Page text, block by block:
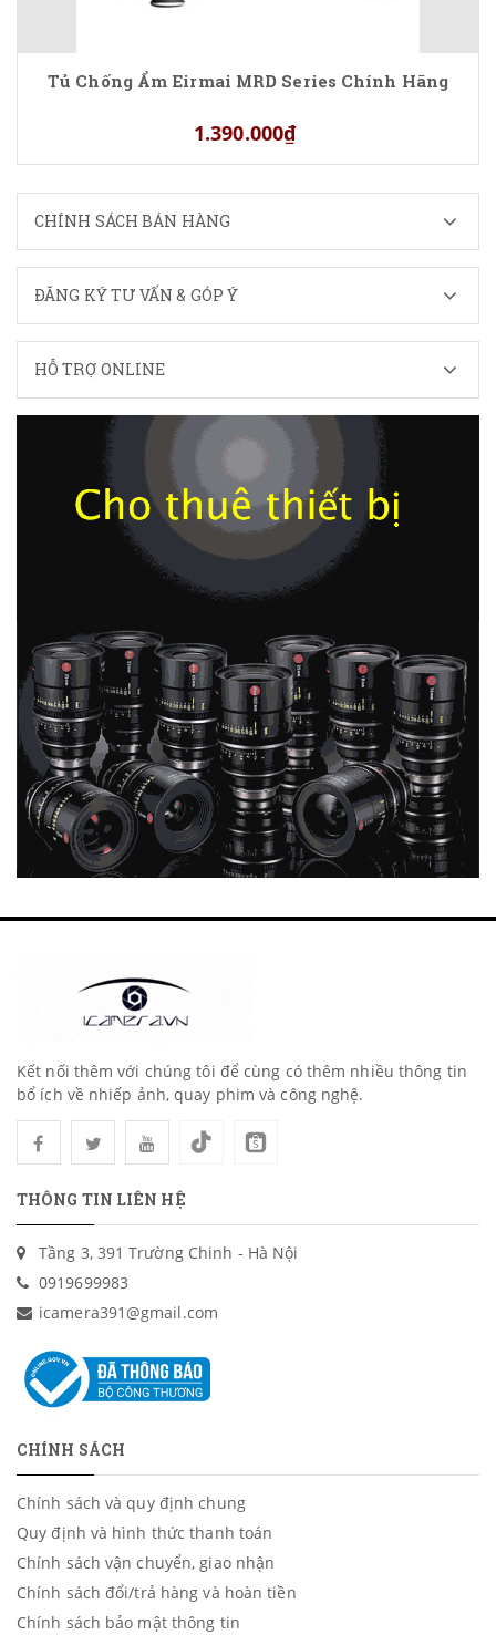
Tủ Chống Ẩm Eirmai MRD Series Chính Hãng
1.390.000₫
CHÍNH SÁCH BÁN HÀNG
ĐĂNG KÝ TƯ VẤN & GÓP Ý
HỖ TRỢ ONLINE
Kết nối thêm với chúng tôi để cùng có thêm nhiều thông tin
bổ ích về nhiếp ảnh, quay phim và công nghệ.
THÔNG TIN LIÊN HỆ
Tầng 3, 391 Trường Chinh - Hà Nội
0919699983
icamera391@gmail.com
CHÍNH SÁCH
Chính sách và quy định chung
Quy định và hình thức thanh toán
Chính sách vận chuyển, giao nhận
Chính sách đổi/trả hàng và hoàn tiền
Chính sách bảo mật thông tin